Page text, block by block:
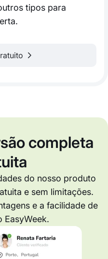
tipos para
completa
do nosso produto
e sem limitações.
e a facilidade de
EasyWeek.